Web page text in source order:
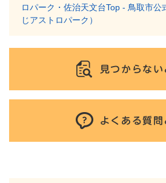
ロパーク・佐治天文台Top - 鳥取市公
じアストロパーク）
見つからない
よくある質問